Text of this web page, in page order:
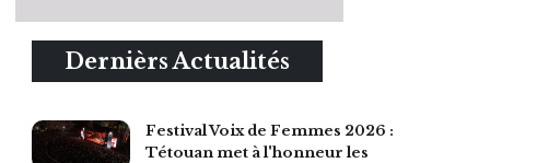
Dernièrs Actualités
Festival Voix de Femmes 2026 :
Tétouan met à l'honneur les